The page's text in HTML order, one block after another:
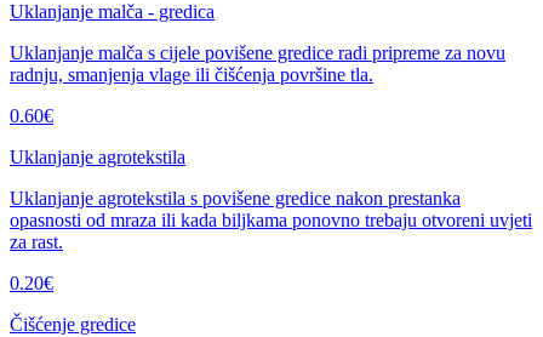
Uklanjanje malča - gredica
Uklanjanje malča s cijele povišene gredice radi pripreme za novu
radnju, smanjenja vlage ili čišćenja površine tla.
0.60€
Uklanjanje agrotekstila
Uklanjanje agrotekstila s povišene gredice nakon prestanka
opasnosti od mraza ili kada biljkama ponovno trebaju otvoreni uvjeti
za rast.
0.20€
Čišćenje gredice